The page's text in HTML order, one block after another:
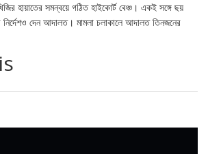
হায়াতের সমন্বয়ে গঠিত হাইকোর্ট বেঞ্চ। একই সঙ্গে ছয়
নির্দেশও দেন আদালত। মামলা চলাকালে আদালত তিনজনের